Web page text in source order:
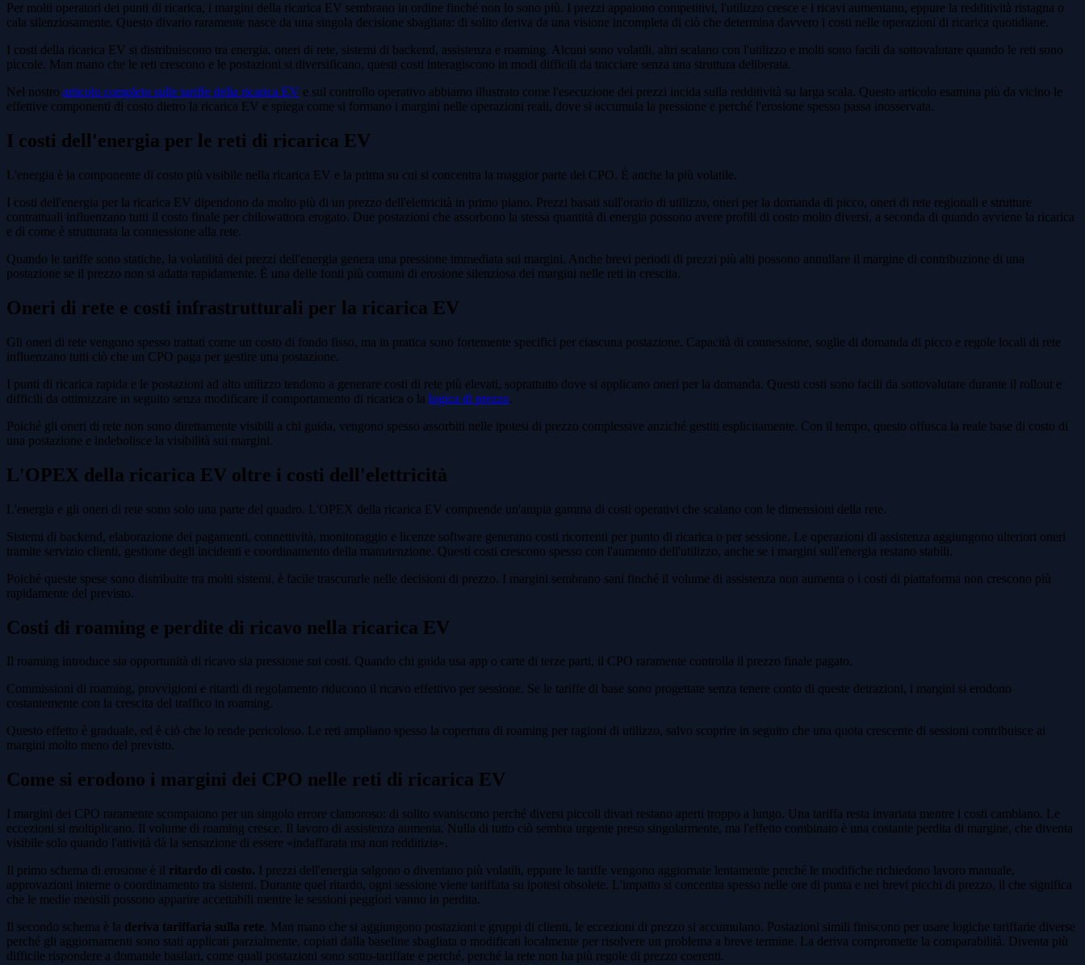
Per molti operatori dei punti di ricarica, i margini della ricarica EV sembrano in ordine finché non lo sono più. I prezzi appaiono competitivi, l'utilizzo cresce e i ricavi aumentano, eppure la redditività ristagna o
cala silenziosamente. Questo divario raramente nasce da una singola decisione sbagliata: di solito deriva da una visione incompleta di ciò che determina davvero i costi nelle operazioni di ricarica quotidiane.
I costi della ricarica EV si distribuiscono tra energia, oneri di rete, sistemi di backend, assistenza e roaming. Alcuni sono volatili, altri scalano con l'utilizzo e molti sono facili da sottovalutare quando le reti sono
piccole. Man mano che le reti crescono e le postazioni si diversificano, questi costi interagiscono in modi difficili da tracciare senza una struttura deliberata.
Nel nostro articolo completo sulle tariffe della ricarica EV e sul controllo operativo abbiamo illustrato come l'esecuzione dei prezzi incida sulla redditività su larga scala. Questo articolo esamina più da vicino le
effettive componenti di costo dietro la ricarica EV e spiega come si formano i margini nelle operazioni reali, dove si accumula la pressione e perché l'erosione spesso passa inosservata.
I costi dell'energia per le reti di ricarica EV
L'energia è la componente di costo più visibile nella ricarica EV e la prima su cui si concentra la maggior parte dei CPO. È anche la più volatile.
I costi dell'energia per la ricarica EV dipendono da molto più di un prezzo dell'elettricità in primo piano. Prezzi basati sull'orario di utilizzo, oneri per la domanda di picco, oneri di rete regionali e strutture
contrattuali influenzano tutti il costo finale per chilowattora erogato. Due postazioni che assorbono la stessa quantità di energia possono avere profili di costo molto diversi, a seconda di quando avviene la ricarica
e di come è strutturata la connessione alla rete.
Quando le tariffe sono statiche, la volatilità dei prezzi dell'energia genera una pressione immediata sui margini. Anche brevi periodi di prezzi più alti possono annullare il margine di contribuzione di una
postazione se il prezzo non si adatta rapidamente. È una delle fonti più comuni di erosione silenziosa dei margini nelle reti in crescita.
Oneri di rete e costi infrastrutturali per la ricarica EV
Gli oneri di rete vengono spesso trattati come un costo di fondo fisso, ma in pratica sono fortemente specifici per ciascuna postazione. Capacità di connessione, soglie di domanda di picco e regole locali di rete
influenzano tutti ciò che un CPO paga per gestire una postazione.
I punti di ricarica rapida e le postazioni ad alto utilizzo tendono a generare costi di rete più elevati, soprattutto dove si applicano oneri per la domanda. Questi costi sono facili da sottovalutare durante il rollout e
difficili da ottimizzare in seguito senza modificare il comportamento di ricarica o la logica di prezzo.
Poiché gli oneri di rete non sono direttamente visibili a chi guida, vengono spesso assorbiti nelle ipotesi di prezzo complessive anziché gestiti esplicitamente. Con il tempo, questo offusca la reale base di costo di
una postazione e indebolisce la visibilità sui margini.
L'OPEX della ricarica EV oltre i costi dell'elettricità
L'energia e gli oneri di rete sono solo una parte del quadro. L'OPEX della ricarica EV comprende un'ampia gamma di costi operativi che scalano con le dimensioni della rete.
Sistemi di backend, elaborazione dei pagamenti, connettività, monitoraggio e licenze software generano costi ricorrenti per punto di ricarica o per sessione. Le operazioni di assistenza aggiungono ulteriori oneri
tramite servizio clienti, gestione degli incidenti e coordinamento della manutenzione. Questi costi crescono spesso con l'aumento dell'utilizzo, anche se i margini sull'energia restano stabili.
Poiché queste spese sono distribuite tra molti sistemi, è facile trascurarle nelle decisioni di prezzo. I margini sembrano sani finché il volume di assistenza non aumenta o i costi di piattaforma non crescono più
rapidamente del previsto.
Costi di roaming e perdite di ricavo nella ricarica EV
Il roaming introduce sia opportunità di ricavo sia pressione sui costi. Quando chi guida usa app o carte di terze parti, il CPO raramente controlla il prezzo finale pagato.
Commissioni di roaming, provvigioni e ritardi di regolamento riducono il ricavo effettivo per sessione. Se le tariffe di base sono progettate senza tenere conto di queste detrazioni, i margini si erodono
costantemente con la crescita del traffico in roaming.
Questo effetto è graduale, ed è ciò che lo rende pericoloso. Le reti ampliano spesso la copertura di roaming per ragioni di utilizzo, salvo scoprire in seguito che una quota crescente di sessioni contribuisce ai
margini molto meno del previsto.
Come si erodono i margini dei CPO nelle reti di ricarica EV
I margini dei CPO raramente scompaiono per un singolo errore clamoroso: di solito svaniscono perché diversi piccoli divari restano aperti troppo a lungo. Una tariffa resta invariata mentre i costi cambiano. Le
eccezioni si moltiplicano. Il volume di roaming cresce. Il lavoro di assistenza aumenta. Nulla di tutto ciò sembra urgente preso singolarmente, ma l'effetto combinato è una costante perdita di margine, che diventa
visibile solo quando l'attività dà la sensazione di essere «indaffarata ma non redditizia».
Il primo schema di erosione è il ritardo di costo. I prezzi dell'energia salgono o diventano più volatili, eppure le tariffe vengono aggiornate lentamente perché le modifiche richiedono lavoro manuale,
approvazioni interne o coordinamento tra sistemi. Durante quel ritardo, ogni sessione viene tariffata su ipotesi obsolete. L'impatto si concentra spesso nelle ore di punta e nei brevi picchi di prezzo, il che significa
che le medie mensili possono apparire accettabili mentre le sessioni peggiori vanno in perdita.
Il secondo schema è la deriva tariffaria sulla rete. Man mano che si aggiungono postazioni e gruppi di clienti, le eccezioni di prezzo si accumulano. Postazioni simili finiscono per usare logiche tariffarie diverse
perché gli aggiornamenti sono stati applicati parzialmente, copiati dalla baseline sbagliata o modificati localmente per risolvere un problema a breve termine. La deriva compromette la comparabilità. Diventa più
difficile rispondere a domande basilari, come quali postazioni sono sotto-tariffate e perché, perché la rete non ha più regole di prezzo coerenti.